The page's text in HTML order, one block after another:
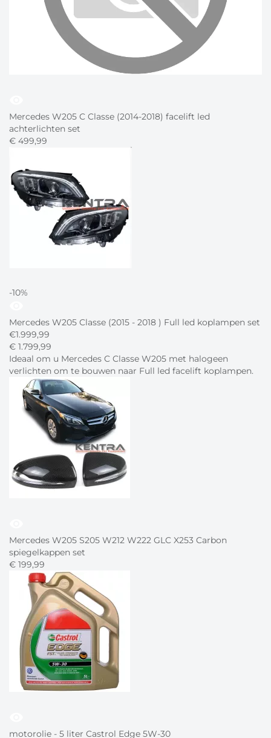
Mercedes W205 C Classe (2014-2018) facelift led
achterlichten set
€ 499,99
-10%
Mercedes W205 Classe (2015 - 2018 ) Full led koplampen set
€1.999,99
€ 1.799,99
Ideaal om u Mercedes C Classe W205 met halogeen
verlichten om te bouwen naar Full led facelift koplampen.
Mercedes W205 S205 W212 W222 GLC X253 Carbon
spiegelkappen set
€ 199,99
motorolie - 5 liter Castrol Edge 5W-30